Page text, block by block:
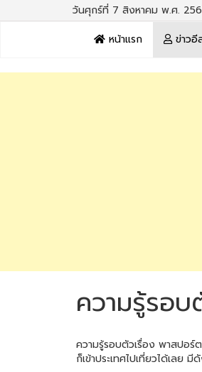
วันศุกร์ที่ 7 สิงหาคม พ.ศ.
หน้าแรก
ข่าวอี
ความรู้รอ
ความรู้รอบตัวเรื่อง พาสปอ
ก็เข้าประเทศไปเที่ยวได้เลย มี